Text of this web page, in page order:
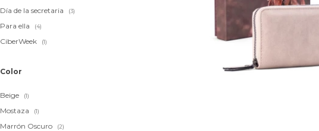
Día de la secretaria (3)
Para ella (4)
CiberWeek (1)
Color
Beige (1)
Mostaza (1)
Marrón Oscuro (2)